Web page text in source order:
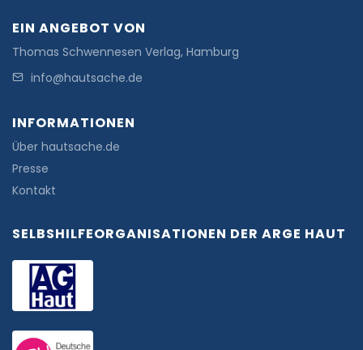
EIN ANGEBOT VON
Thomas Schwennesen Verlag, Hamburg
info@hautsache.de
INFORMATIONEN
Über hautsache.de
Presse
Kontakt
SELBSHILFEORGANISATIONEN DER ARGE HAUT